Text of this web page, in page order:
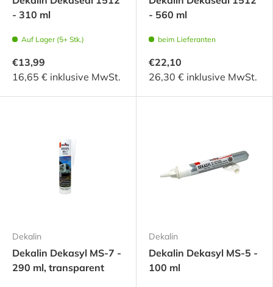
- 310 ml
Auf Lager (5+ Stk.)
€13,99
16,65 € inklusive MwSt.
- 560 ml
beim Lieferanten
€22,10
26,30 € inklusive MwSt.
Dekalin
Dekalin Dekasyl MS-7 -
290 ml, transparent
Dekalin
Dekalin Dekasyl MS-5 -
100 ml